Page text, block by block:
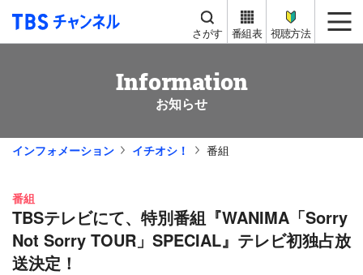
TBS チャンネル
さがす 番組表 視聴方法
Information
お知らせ
インフォメーション イチオシ！ 番組
番組
TBSテレビにて、特別番組『WANIMA「Sorry
Not Sorry TOUR」SPECIAL』テレビ初独占放
送決定！